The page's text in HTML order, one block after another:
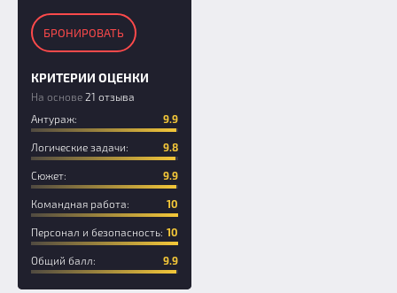
БРОНИРОВАТЬ
КРИТЕРИИ ОЦЕНКИ
На основе 21 отзыва
Антураж:
9.9
Логические задачи: 9.8
Сюжет: 9.9
Командная работа: 10
Персонал и безопасность: 10
Общий балл: 9.9